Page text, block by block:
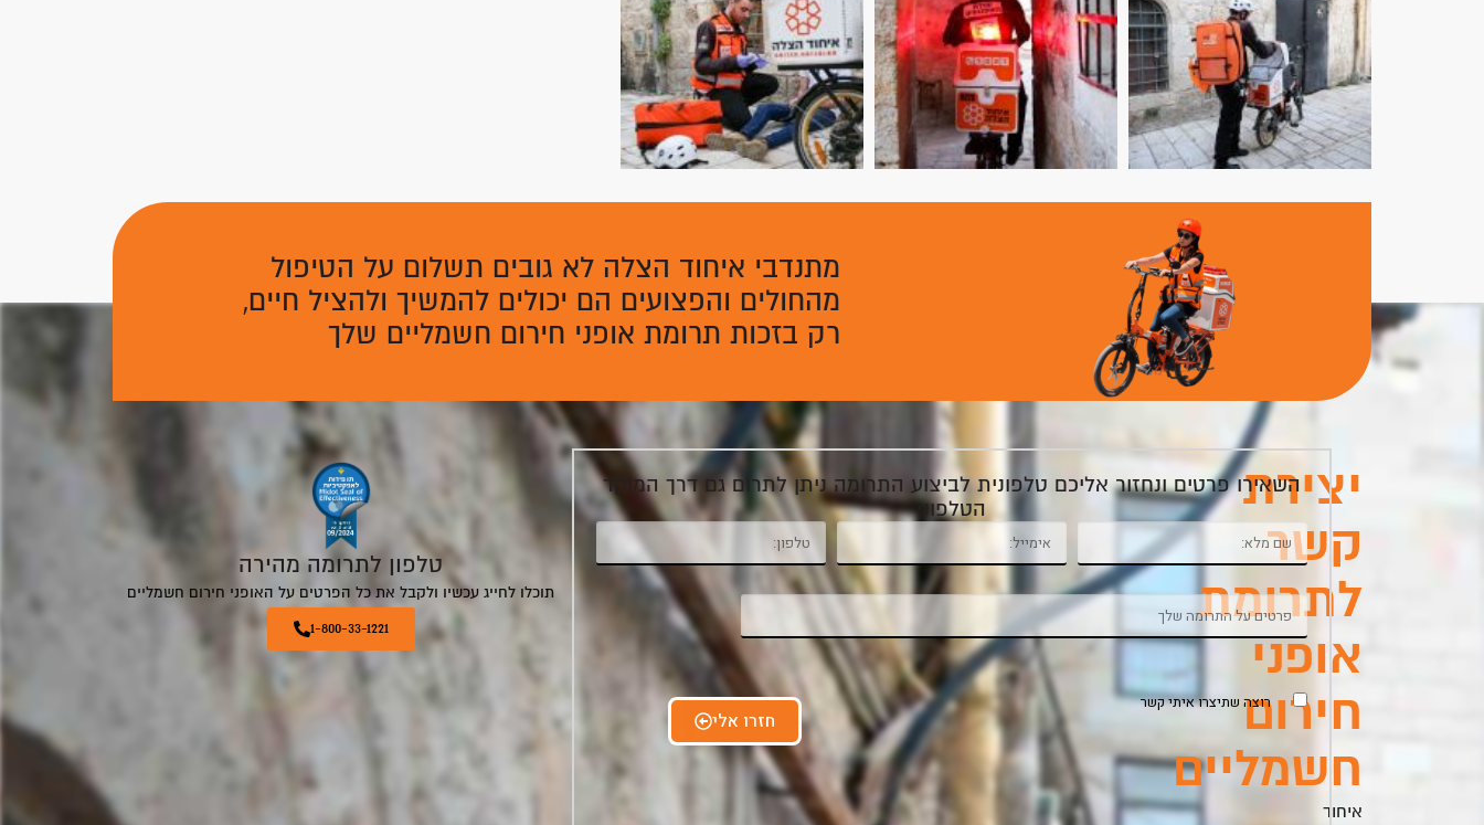
מתנדבי איחוד הצלה לא גובים תשלום על הטיפול
מהחולים והפצועים הם יכולים להמשיך ולהציל חיים,
רק בזכות תרומת אופני חירום חשמליים שלך
יצירת
קשר
לתרומת
אופני
חירום
חשמליים
איחוד
השאירו פרטים ונחזור אליכם טלפונית לביצוע התרומה ניתן לתרום גם דרך המוקד
הטלפוני
רוצה שתיצרו איתי קשר
חזרו אלי
טלפון לתרומה מהירה
תוכלו לחייג עכשיו ולקבל את כל הפרטים על האופני חירום חשמליים
1-800-33-1221